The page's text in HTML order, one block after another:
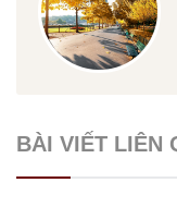
BÀI VIẾT LIÊN